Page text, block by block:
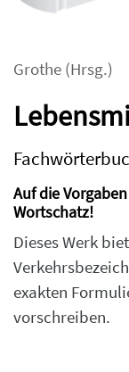
Grothe (Hrsg.)
Auf die
Wortschatz!
Dieses Werk
exakten
vorschreiben.